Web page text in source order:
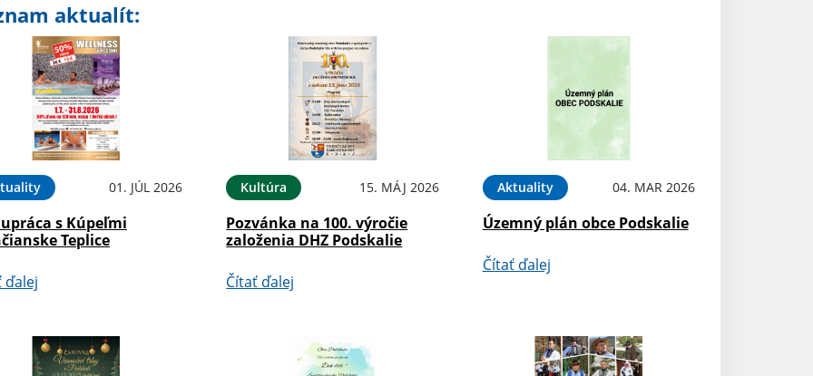
aktualít:
01. JÚL 2026
s Kúpeľmi
Teplice
ďalej
Kultúra 15. MÁJ 2026
Pozvánka na 100. výročie
založenia DHZ Podskalie
Čítať ďalej
Aktuality 04. MAR 2026
Územný plán obce Podskalie
Čítať ďalej